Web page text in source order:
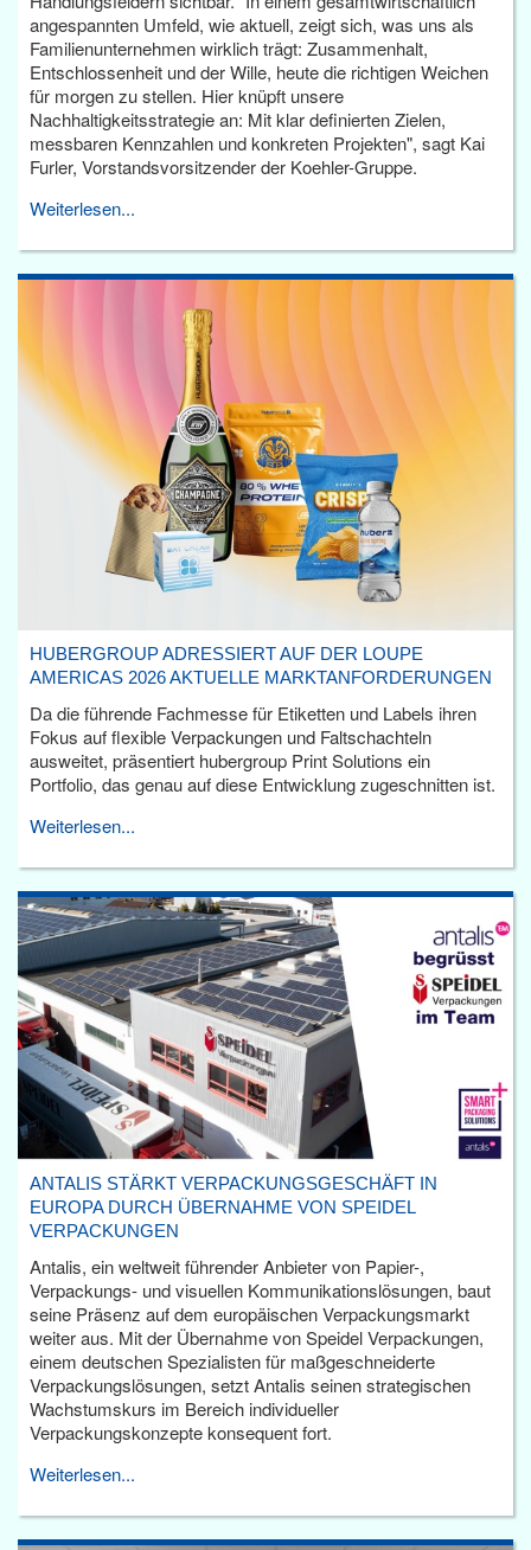
angespannten Umfeld, wie aktuell, zeigt sich, was uns als
Familienunternehmen wirklich trägt: Zusammenhalt,
Entschlossenheit und der Wille, heute die richtigen Weichen
für morgen zu stellen. Hier knüpft unsere
Nachhaltigkeitsstrategie an: Mit klar definierten Zielen,
messbaren Kennzahlen und konkreten Projekten", sagt Kai
Furler, Vorstandsvorsitzender der Koehler-Gruppe.
Weiterlesen...
HUBERGROUP ADRESSIERT AUF DER LOUPE
AMERICAS 2026 AKTUELLE MARKTANFORDERUNGEN
Da die führende Fachmesse für Etiketten und Labels ihren
Fokus auf flexible Verpackungen und Faltschachteln
ausweitet, präsentiert hubergroup Print Solutions ein
Portfolio, das genau auf diese Entwicklung zugeschnitten ist.
Weiterlesen...
ANTALIS STÄRKT VERPACKUNGSGESCHÄFT IN
EUROPA DURCH ÜBERNAHME VON SPEIDEL
VERPACKUNGEN
Antalis, ein weltweit führender Anbieter von Papier-,
Verpackungs- und visuellen Kommunikationslösungen, baut
seine Präsenz auf dem europäischen Verpackungsmarkt
weiter aus. Mit der Übernahme von Speidel Verpackungen,
einem deutschen Spezialisten für maßgeschneiderte
Verpackungslösungen, setzt Antalis seinen strategischen
Wachstumskurs im Bereich individueller
Verpackungskonzepte konsequent fort.
Weiterlesen...